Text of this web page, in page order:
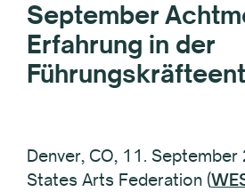
September
Erfahrung in der
Denver, CO, 11.
States Arts Federation (